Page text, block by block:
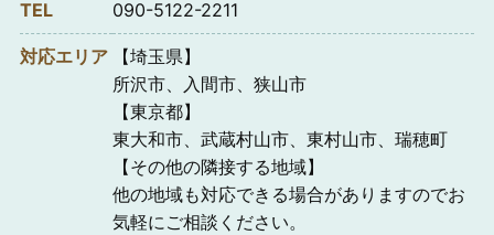
TEL 090-5122-2211
対応エリア
【埼玉県】
所沢市、入間市、狭山市
【東京都】
東大和市、武蔵村山市、東村山市、瑞穂町
【その他の隣接する地域】
他の地域も対応できる場合がありますのでお
気軽にご相談ください。